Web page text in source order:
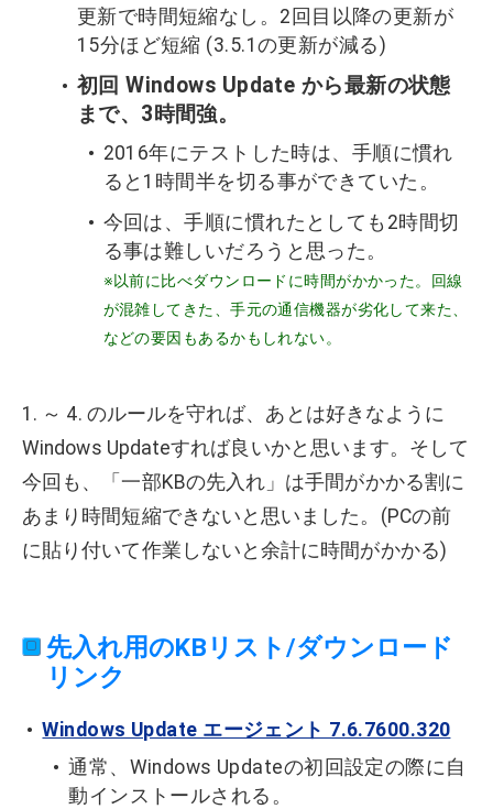
更新で時間短縮なし。2回目以降の更新が
15分ほど短縮 (3.5.1の更新が減る)
初回 Windows Update から最新の状態
まで、3時間強。
2016年にテストした時は、手順に慣れ
ると1時間半を切る事ができていた。
今回は、手順に慣れたとしても2時間切
る事は難しいだろうと思った。
※以前に比べダウンロードに時間がかかった。回線
が混雑してきた、手元の通信機器が劣化して来た、
などの要因もあるかもしれない。
1. ～ 4. のルールを守れば、あとは好きなように
Windows Updateすれば良いかと思います。そして
今回も、「一部KBの先入れ」は手間がかかる割に
あまり時間短縮できないと思いました。(PCの前
に貼り付いて作業しないと余計に時間がかかる)
先入れ用のKBリスト/ダウンロード
リンク
Windows Update エージェント 7.6.7600.320
通常、Windows Updateの初回設定の際に自
動インストールされる。